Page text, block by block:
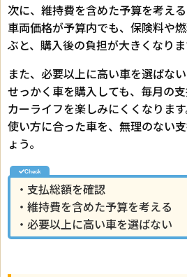
次に、維持費を含めた予算を考える
車両価格が予算内でも、保険料や
ぶと、購入後の負担が大きくなりま
また、必要以上に高い車を選ばない
せっかく車を購入しても、毎月の支
カーライフを楽しみにくくなります
使い方に合った車を、無理のない
ょう。
・支払総額を確認
・維持費を含めた予算を考える
・必要以上に高い車を選ばない